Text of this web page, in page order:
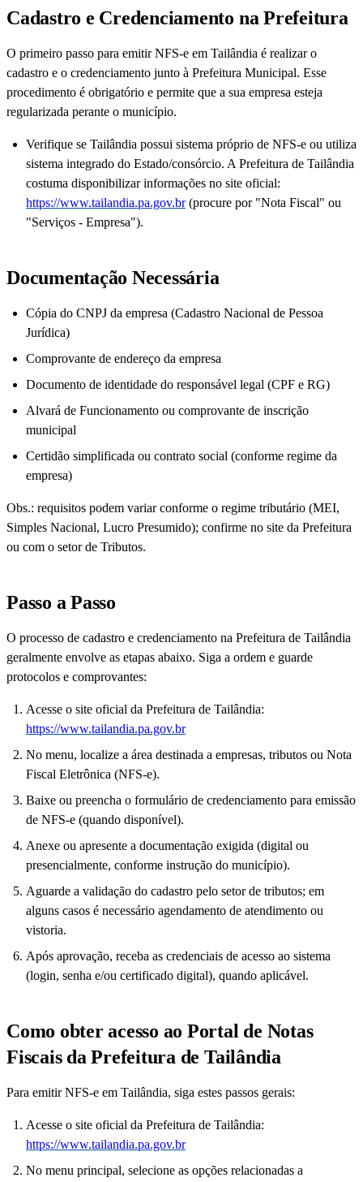
Cadastro e Credenciamento na Prefeitura
O primeiro passo para emitir NFS-e em Tailândia é realizar o
cadastro e o credenciamento junto à Prefeitura Municipal. Esse
procedimento é obrigatório e permite que a sua empresa esteja
regularizada perante o município.
Verifique se Tailândia possui sistema próprio de NFS-e ou utiliza
sistema integrado do Estado/consórcio. A Prefeitura de Tailândia
costuma disponibilizar informações no site oficial:
https://www.tailandia.pa.gov.br(procure por "Nota Fiscal" ou
"Serviços - Empresa").
Documentação Necessária
Cópia do CNPJ da empresa (Cadastro Nacional de Pessoa
Jurídica)
Comprovante de endereço da empresa
Documento de identidade do responsável legal (CPF e RG)
Alvará de Funcionamento ou comprovante de inscrição
municipal
Certidão simplificada ou contrato social (conforme regime da
empresa)
Obs.: requisitos podem variar conforme o regime tributário (MEI,
Simples Nacional, Lucro Presumido); confirme no site da Prefeitura
ou com o setor de Tributos.
Passo a Passo
O processo de cadastro e credenciamento na Prefeitura de Tailândia
geralmente envolve as etapas abaixo. Siga a ordem e guarde
protocolos e comprovantes:
Acesse o site oficial da Prefeitura de Tailândia:
https://www.tailandia.pa.gov.br
No menu, localize a área destinada a empresas, tributos ou Nota
Fiscal Eletrônica (NFS-e).
Baixe ou preencha o formulário de credenciamento para emissão
de NFS-e (quando disponível).
Anexe ou apresente a documentação exigida (digital ou
presencialmente, conforme instrução do município).
Aguarde a validação do cadastro pelo setor de tributos; em
alguns casos é necessário agendamento de atendimento ou
vistoria.
Após aprovação, receba as credenciais de acesso ao sistema
(login, senha e/ou certificado digital), quando aplicável.
Como obter acesso ao Portal de Notas
Fiscais da Prefeitura de Tailândia
Para emitir NFS-e em Tailândia, siga estes passos gerais:
Acesse o site oficial da Prefeitura de Tailândia:
https://www.tailandia.pa.gov.br
No menu principal, selecione as opções relacionadas a